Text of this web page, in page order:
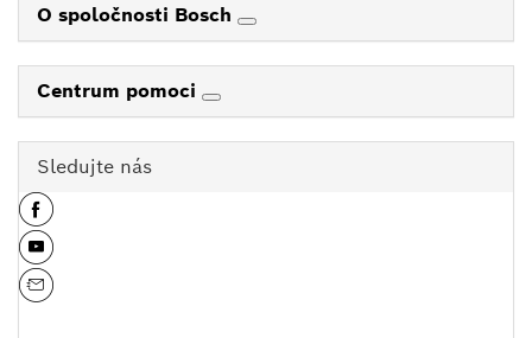
O spoločnosti Bosch
Centrum pomoci
Sledujte nás